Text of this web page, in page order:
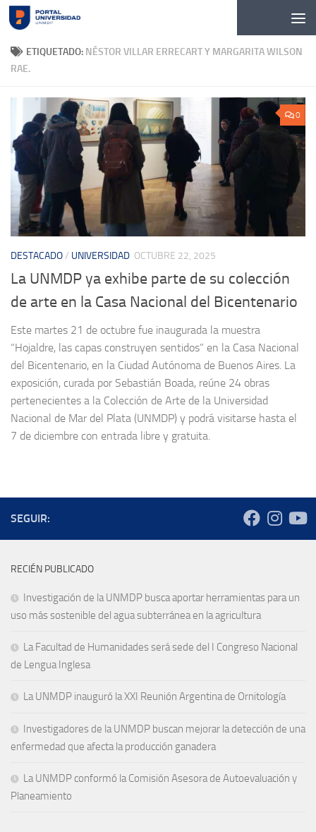
Skip to content
ETIQUETADO: NÉSTOR VILLAR ERRECART Y MARGARITA WILSON
RAE.
0
DESTACADO/ UNIVERSIDAD OCTUBRE 22, 2025
La UNMDP ya exhibe parte de su colección
de arte en la Casa Nacional del Bicentenario
Este martes 21 de octubre fue inaugurada la muestra
“Hojaldre, las capas construyen sentidos” en la Casa Nacional
del Bicentenario, en la Ciudad Autónoma de Buenos Aires. La
exposición, curada por Sebastián Boada, reúne 24 obras
pertenecientes a la Colección de Arte de la Universidad
Nacional de Mar del Plata (UNMDP) y podrá visitarse hasta el
7 de diciembre con entrada libre y gratuita.
SEGUIR:
RECIÉN PUBLICADO
Investigación de la UNMDP busca aportar herramientas para un
uso más sostenible del agua subterránea en la agricultura
La Facultad de Humanidades será sede del I Congreso Nacional
de Lengua Inglesa
La UNMDP inauguró la XXI Reunión Argentina de Ornitología
Investigadores de la UNMDP buscan mejorar la detección de una
enfermedad que afecta la producción ganadera
La UNMDP conformó la Comisión Asesora de Autoevaluación y
Planeamiento